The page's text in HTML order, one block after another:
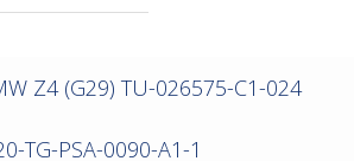
Z4 (G29) TU-026575-C1-024
TG-PSA-0090-A1-1